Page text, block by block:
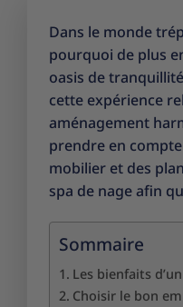
Dans le monde
pourquoi de plus
oasis de
cette expérience
aménagement
prendre en
mobilier et des
spa de nage afin
Sommaire
Les bienfaits
Choisir le bon